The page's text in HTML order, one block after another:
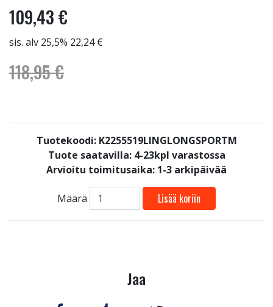
109,43 €
sis. alv 25,5% 22,24 €
118,95 €
Tuotekoodi: K2255519LINGLONGSPORTM
Tuote saatavilla: 4-23kpl varastossa
Arvioitu toimitusaika: 1-3 arkipäivää
Määrä Lisää koriin
Jaa